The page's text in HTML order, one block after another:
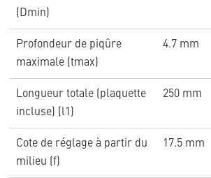
(Dmin)
Profondeur de piqûre
maximale (tmax)
4.7 mm
Longueur totale (plaquette
incluse) (l1)
250 mm
Cote de réglage à partir du
milieu (f)
17.5 mm